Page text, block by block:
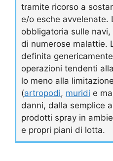
tramite ricorso a
e/o esche avvelenate.
obbligatoria sulle
di numerose malattie.
definita
operazioni tendenti
lo meno alla
(artropodi, muridi e
danni, dalla semplice
prodotti spray in
e propri piani di lotta.